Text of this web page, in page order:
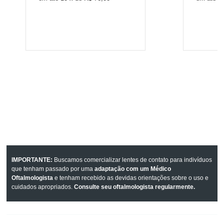
IMPORTANTE: Buscamos comercializar lentes de contato para indivíduos
que tenham passado por umaadaptação com um Médico
Oftalmologista e tenham recebido as devidas orientações sobre o uso e
cuidados apropriados.Consulte seu oftalmologista regularmente.